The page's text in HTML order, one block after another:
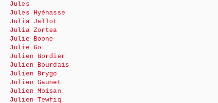
Jules
Jules Hyénasse
Julia Jallot
Julia Zortea
Julie Boone
Julie Go
Julien Bordier
Julien Bourdais
Julien Brygo
Julien Gaunet
Julien Moisan
Julien Tewfiq